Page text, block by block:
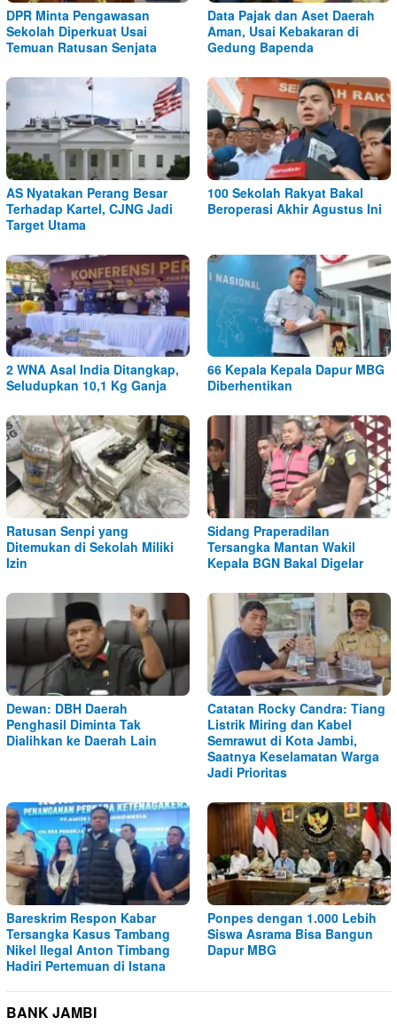
DPR Minta Pengawasan
Sekolah Diperkuat Usai
Temuan Ratusan Senjata
Data Pajak dan Aset Daerah
Aman, Usai Kebakaran di
Gedung Bapenda
AS Nyatakan Perang Besar
Terhadap Kartel, CJNG Jadi
Target Utama
100 Sekolah Rakyat Bakal
Beroperasi Akhir Agustus Ini
2 WNA Asal India Ditangkap,
Seludupkan 10,1 Kg Ganja
66 Kepala Kepala Dapur MBG
Diberhentikan
Ratusan Senpi yang
Ditemukan di Sekolah Miliki
Izin
Sidang Praperadilan
Tersangka Mantan Wakil
Kepala BGN Bakal Digelar
Dewan: DBH Daerah
Penghasil Diminta Tak
Dialihkan ke Daerah Lain
Catatan Rocky Candra: Tiang
Listrik Miring dan Kabel
Semrawut di Kota Jambi,
Saatnya Keselamatan Warga
Jadi Prioritas
Bareskrim Respon Kabar
Tersangka Kasus Tambang
Nikel Ilegal Anton Timbang
Hadiri Pertemuan di Istana
Ponpes dengan 1.000 Lebih
Siswa Asrama Bisa Bangun
Dapur MBG
BANK JAMBI